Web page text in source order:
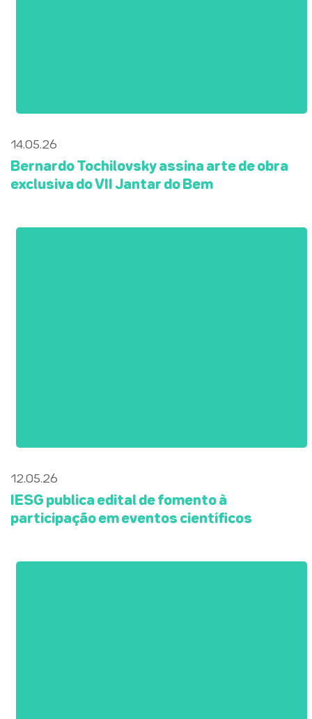
14.05.26
Bernardo Tochilovsky assina arte de obra
exclusiva do VII Jantar do Bem
12.05.26
IESG publica edital de fomento à
participação em eventos científicos